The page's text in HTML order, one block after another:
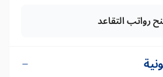
رواتب التقاعد